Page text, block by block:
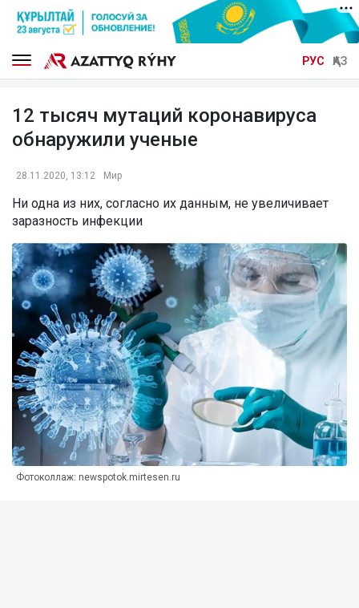
РУС ҚАЗ
12 тысяч мутаций коронавируса
обнаружили ученые
28.11.2020, 13:12 Мир
Ни одна из них, согласно их данным, не увеличивает
заразность инфекции
Фотоколлаж: newspotok.mirtesen.ru